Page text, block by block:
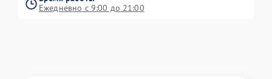
Ежедневно с 9:00 до 21:00